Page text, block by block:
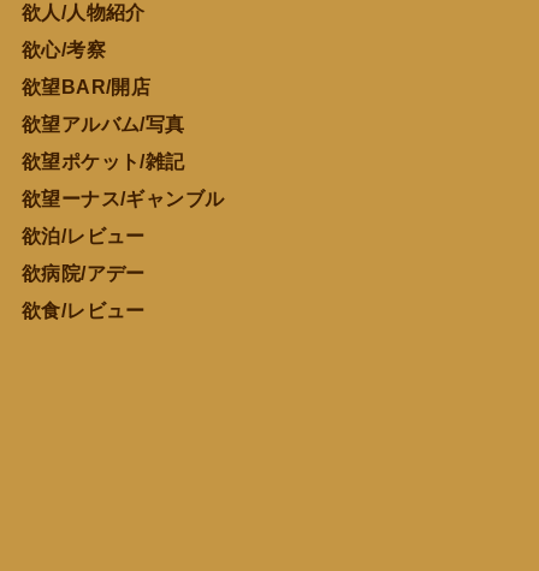
欲人/人物紹介
欲心/考察
欲望BAR/開店
欲望アルバム/写真
欲望ポケット/雑記
欲望ーナス/ギャンブル
欲泊/レビュー
欲病院/アデー
欲食/レビュー